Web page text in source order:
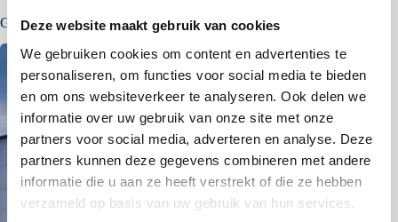
Deze website maakt gebruik van cookies
We gebruiken cookies om content en advertenties te
personaliseren, om functies voor social media te bieden
en om ons websiteverkeer te analyseren. Ook delen we
informatie over uw gebruik van onze site met onze
partners voor social media, adverteren en analyse. Deze
partners kunnen deze gegevens combineren met andere
informatie die u aan ze heeft verstrekt of die ze hebben
verzameld op basis van uw gebruik van hun services.
Gerelateerde berichten